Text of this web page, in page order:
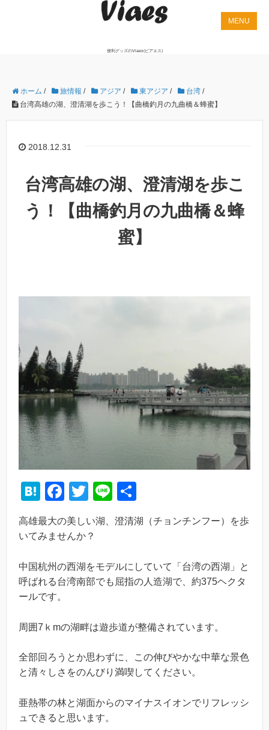
便利グッズのViaes(ビアエス)
ホーム / 旅情報 / アジア / 東アジア / 台湾 /
台湾高雄の湖、澄清湖を歩こう！【曲橋釣月の九曲橋＆蜂蜜】
2018.12.31
台湾高雄の湖、澄清湖を歩こ
う！【曲橋釣月の九曲橋＆蜂
蜜】
H
at
e
a
F
a
c
b
o
k
T
wi
tt
Li
n
e
有
高雄最大の美しい湖、澄清湖（チョンチンフー）を歩
いてみませんか？
中国杭州の西湖をモデルにしていて「台湾の西湖」と
呼ばれる台湾南部でも屈指の人造湖で、約375ヘクタ
ールです。
周囲7ｋmの湖畔は遊歩道が整備されています。
全部回ろうとか思わずに、この伸びやかな中華な景色
と清々しさをのんびり満喫してください。
亜熱帯の林と湖面からのマイナスイオンでリフレッシ
ュできると思います。